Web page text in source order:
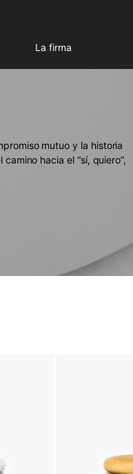
La firma
mutuo y la historia
hacia el “sí, quiero”,
algo único para un día tan
anillos de matrimonio
asegurarte de elegir el